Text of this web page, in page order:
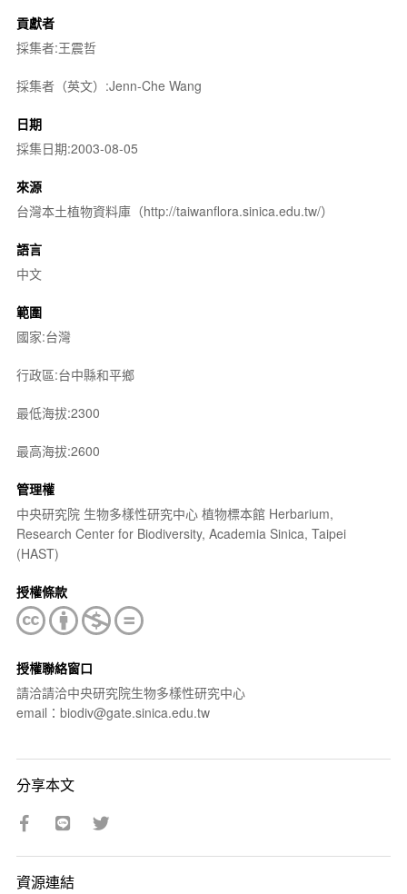
貢獻者
採集者:王震哲
採集者（英文）:Jenn-Che Wang
日期
採集日期:2003-08-05
來源
台灣本土植物資料庫（http://taiwanflora.sinica.edu.tw/）
語言
中文
範圍
國家:台灣
行政區:台中縣和平鄉
最低海拔:2300
最高海拔:2600
管理權
中央研究院 生物多樣性研究中心 植物標本館 Herbarium,
Research Center for Biodiversity, Academia Sinica, Taipei
(HAST)
授權條款
授權聯絡窗口
請洽請洽中央研究院生物多樣性研究中心
email：biodiv@gate.sinica.edu.tw
分享本文
資源連結